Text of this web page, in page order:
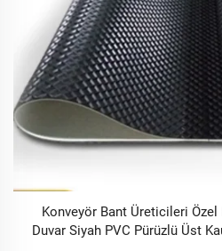
Konveyör Bant Üreticileri
Duvar Siyah PVC Pürüzlü Üst